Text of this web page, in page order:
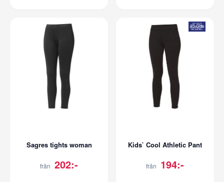
Sagres tights woman
från 202:-
Kids` Cool Athletic Pant
från 194:-